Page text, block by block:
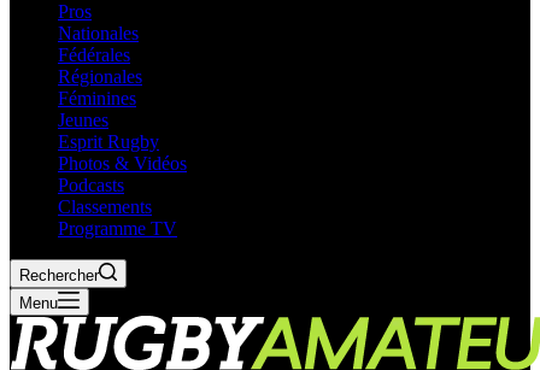
Pros
Nationales
Fédérales
Régionales
Féminines
Jeunes
Esprit Rugby
Photos & Vidéos
Podcasts
Classements
Programme TV
Rechercher
Menu